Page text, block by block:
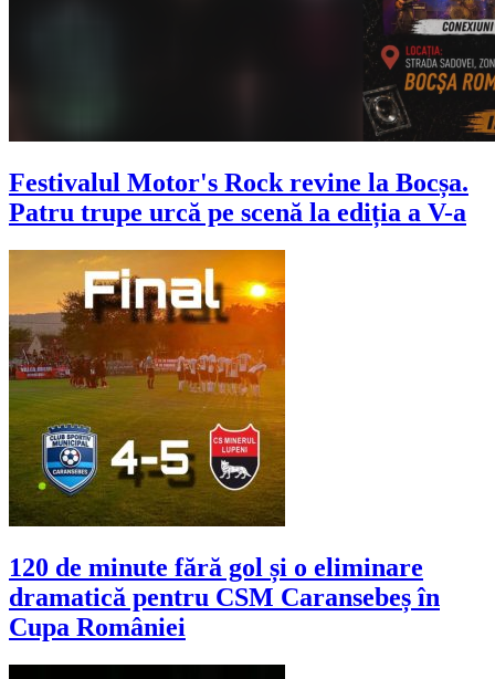
Festivalul Motor's Rock revine la Bocșa.
Patru trupe urcă pe scenă la ediția a V-a
120 de minute fără gol și o eliminare
dramatică pentru CSM Caransebeș în
Cupa României